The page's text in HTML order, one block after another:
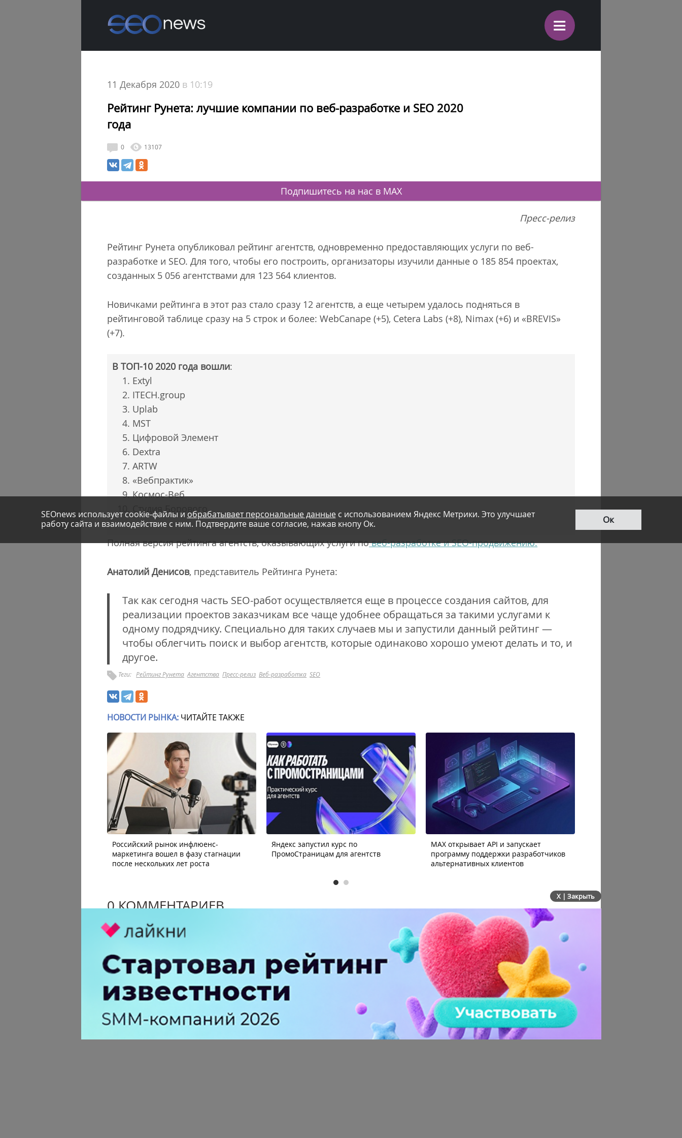
≡
11 Декабря 2020 в 10:19
Рейтинг Рунета: лучшие компании по веб-разработке и SEO 2020
года
0 13107
Подпишитесь на нас в MAX
Пресс-релиз
Рейтинг Рунета опубликовал рейтинг агентств, одновременно предоставляющих услуги по веб-
разработке и SEO. Для того, чтобы его построить, организаторы изучили данные о 185 854 проектах,
созданных 5 056 агентствами для 123 564 клиентов.
Новичками рейтинга в этот раз стало сразу 12 агентств, а еще четырем удалось подняться в
рейтинговой таблице сразу на 5 строк и более: WebCanape (+5), Cetera Labs (+8), Nimax (+6) и «BREVIS»
(+7).
В ТОП-10 2020 года вошли:
Extyl
ITECH.group
Uplab
MST
Цифровой Элемент
Dextra
ARTW
«Вебпрактик»
Космос-Веб
Студия Борового
Полная версия рейтинга агентств, оказывающих услуги повеб-разработке и SEO-продвижению.
Анатолий Денисов, представитель Рейтинга Рунета:
Так как сегодня часть SEO-работ осуществляется еще в процессе создания сайтов, для
реализации проектов заказчикам все чаще удобнее обращаться за такими услугами к
одному подрядчику. Специально для таких случаев мы и запустили данный рейтинг —
чтобы облегчить поиск и выбор агентств, которые одинаково хорошо умеют делать и то, и
другое.
Теги: Рейтинг Рунета Агентства Пресс-релиз Веб-разработка SEO
SEOnews использует cookie-файлы и обрабатывает персональные данныес использованием Яндекс Метрики. Это улучшает
работу сайта и взаимодействие с ним. Подтвердите ваше согласие, нажав кнопу Ок.
Ок
НОВОСТИ РЫНКА: ЧИТАЙТЕ ТАКЖЕ
Российский рынок инфлюенс-
маркетинга вошел в фазу стагнации
после нескольких лет роста
Яндекс запустил курс по
ПромоСтраницам для агентств
MAX открывает API и запускает
программу поддержки разработчиков
альтернативных клиентов
0 КОММЕНТАРИЕВ
X | Закрыть